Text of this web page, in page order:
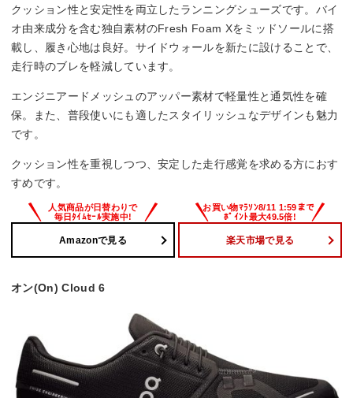
クッション性と安定性を両立したランニングシューズです。バイ
オ由来成分を含む独自素材のFresh Foam Xをミッドソールに搭
載し、履き心地は良好。サイドウォールを新たに設けることで、
走行時のブレを軽減しています。
エンジニアードメッシュのアッパー素材で軽量性と通気性を確
保。また、普段使いにも適したスタイリッシュなデザインも魅力
です。
クッション性を重視しつつ、安定した走行感覚を求める方におす
すめです。
Amazonで見る 楽天市場で見る
オン(On) Cloud 6